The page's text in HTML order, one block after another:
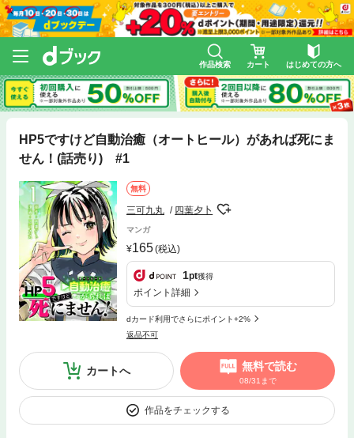
作品検索 カート はじめての方へ
HP5ですけど自動治癒（オートヒール）があれば死にま
せん！(話売り) #1
無料
三可九丸 四葉夕卜
マンガ
165(税込)
1pt獲得
ポイント詳細
dカード利用でさらにポイント+2%
返品不可
カートへ 無料で読む
08/31まで
作品をチェックする